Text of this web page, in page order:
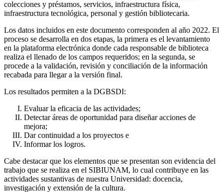
colecciones y préstamos, servicios, infraestructura física,
infraestructura tecnológica, personal y gestión bibliotecaria.
Los datos incluidos en este documento corresponden al año 2022. El
proceso se desarrolla en dos etapas, la primera es el levantamiento
en la plataforma electrónica donde cada responsable de biblioteca
realiza el llenado de los campos requeridos; en la segunda, se
procede a la validación, revisión y conciliación de la información
recabada para llegar a la versión final.
Los resultados permiten a la DGBSDI:
Evaluar la eficacia de las actividades;
Detectar áreas de oportunidad para diseñar acciones de
mejora;
Dar continuidad a los proyectos e
Informar los logros.
Cabe destacar que los elementos que se presentan son evidencia del
trabajo que se realiza en el SIBIUNAM, lo cual contribuye en las
actividades sustantivas de nuestra Universidad: docencia,
investigación y extensión de la cultura.